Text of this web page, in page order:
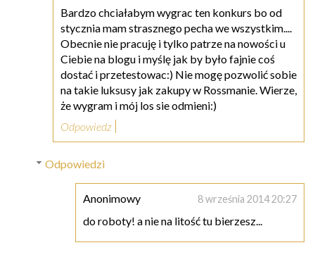
Bardzo chciałabym wygrac ten konkurs bo od
stycznia mam strasznego pecha we wszystkim....
Obecnie nie pracuję i tylko patrze na nowości u
Ciebie na blogu i myślę jak by było fajnie coś
dostać i przetestowac:) Nie mogę pozwolić sobie
na takie luksusy jak zakupy w Rossmanie. Wierze,
że wygram i mój los sie odmieni:)
Odpowiedz
Odpowiedzi
Anonimowy 8 września 2014 20:27
do roboty! a nie na litość tu bierzesz...